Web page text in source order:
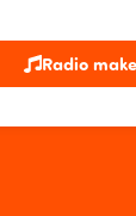
Radio